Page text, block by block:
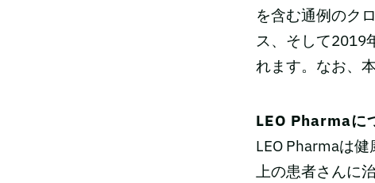
を含む通例のク
ス、そして2019
れます。なお、
LEO Pharmaに
LEO Pharmaは
上の患者さんに